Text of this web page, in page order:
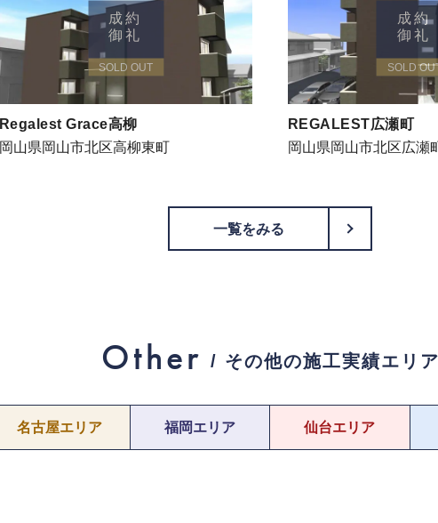
成約
御礼
SOLD OUT
Regalest Grace高柳
岡山県岡山市北区高柳東町
成約
御礼
SOLD
REGALEST広瀬町
岡山県岡山市北区広瀬
一覧をみる
Other / その他の施工実績エリア
名古屋エリア 福岡エリア 仙台エリア